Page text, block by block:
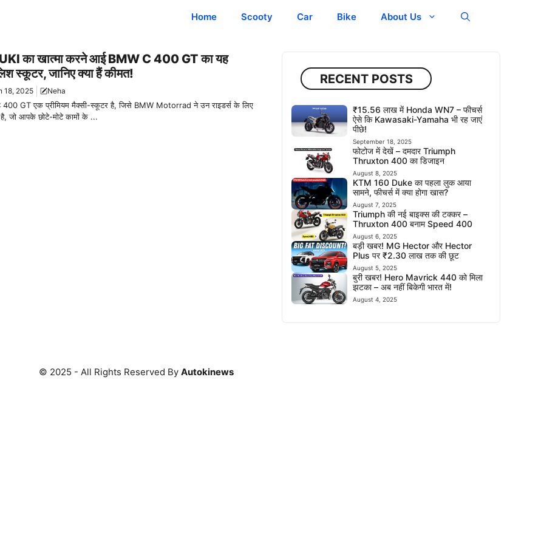
Home Scooty Car Bike About Us
का खात्मा करने आई BMW C 400 GT का यह
स्कूटर, जानिए क्या हैं कीमत!
18, 2025 Neha
400 GT एक प्रीमियम मैक्सी-स्कूटर है, जिसे BMW Motorrad ने उन राइडर्स के लिए
है, जो आपके छोटे-मोटे कामों के ...
RECENT POSTS
₹15.56 लाख में Honda WN7 – फीचर्स
ऐसे कि Kawasaki-Yamaha भी रह जाएं
पीछे!
September 18, 2025
फोटोज में देखें – दमदार Triumph
Thruxton 400 का डिजाइन
August 8, 2025
KTM 160 Duke का पहला लुक आया
सामने, फीचर्स में क्या होगा खास?
August 7, 2025
Triumph की नई बाइक्स की टक्कर –
Thruxton 400 बनाम Speed 400
August 6, 2025
बड़ी खबर! MG Hector और Hector
Plus पर ₹2.30 लाख तक की छूट
August 5, 2025
बुरी खबर! Hero Mavrick 440 को मिला
झटका – अब नहीं बिकेगी भारत में!
August 4, 2025
© 2025 - All Rights Reserved By Autokinews